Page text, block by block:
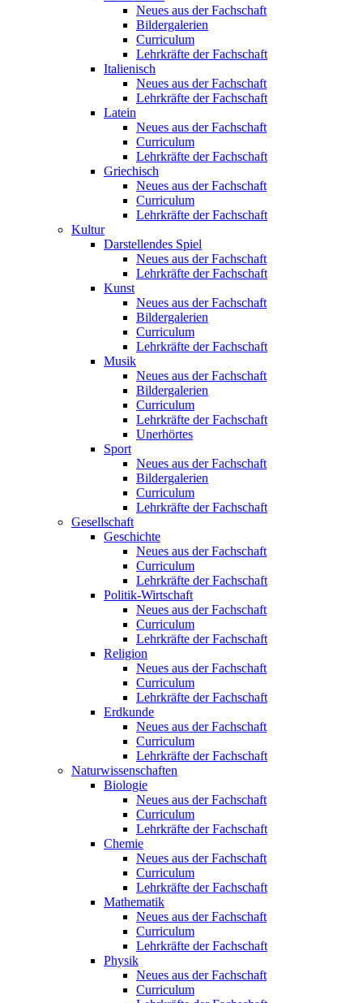
Neues aus der Fachschaft
Bildergalerien
Curriculum
Lehrkräfte der Fachschaft
Italienisch
Neues aus der Fachschaft
Lehrkräfte der Fachschaft
Latein
Neues aus der Fachschaft
Curriculum
Lehrkräfte der Fachschaft
Griechisch
Neues aus der Fachschaft
Curriculum
Lehrkräfte der Fachschaft
Kultur
Darstellendes Spiel
Neues aus der Fachschaft
Lehrkräfte der Fachschaft
Kunst
Neues aus der Fachschaft
Bildergalerien
Curriculum
Lehrkräfte der Fachschaft
Musik
Neues aus der Fachschaft
Bildergalerien
Curriculum
Lehrkräfte der Fachschaft
Unerhörtes
Sport
Neues aus der Fachschaft
Bildergalerien
Curriculum
Lehrkräfte der Fachschaft
Gesellschaft
Geschichte
Neues aus der Fachschaft
Curriculum
Lehrkräfte der Fachschaft
Politik-Wirtschaft
Neues aus der Fachschaft
Curriculum
Lehrkräfte der Fachschaft
Religion
Neues aus der Fachschaft
Curriculum
Lehrkräfte der Fachschaft
Erdkunde
Neues aus der Fachschaft
Curriculum
Lehrkräfte der Fachschaft
Naturwissenschaften
Biologie
Neues aus der Fachschaft
Curriculum
Lehrkräfte der Fachschaft
Chemie
Neues aus der Fachschaft
Curriculum
Lehrkräfte der Fachschaft
Mathematik
Neues aus der Fachschaft
Curriculum
Lehrkräfte der Fachschaft
Physik
Neues aus der Fachschaft
Curriculum